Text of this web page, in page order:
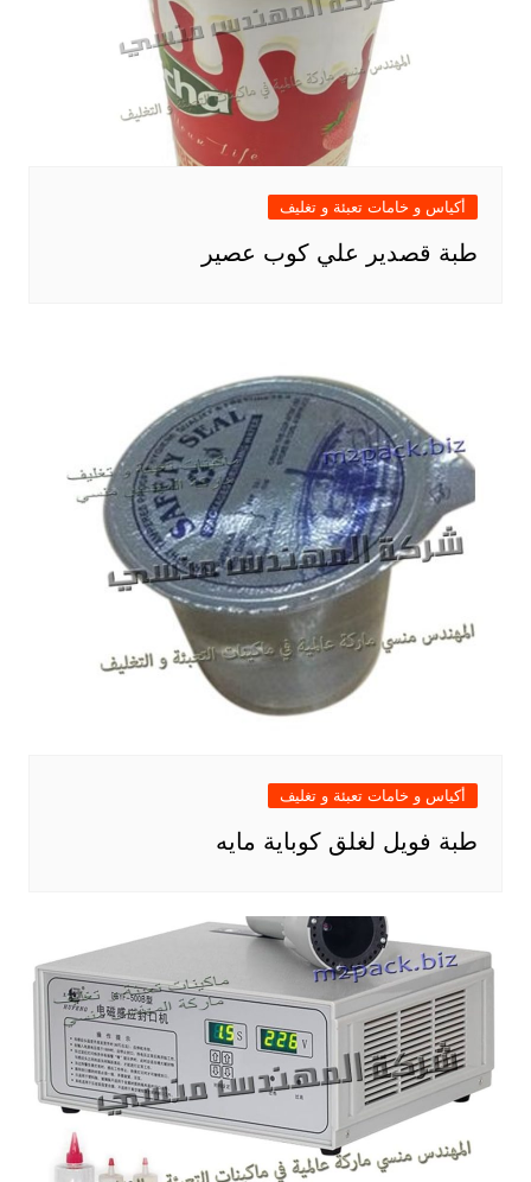
أكياس و خامات تعبئة و تغليف
طبة قصدير علي كوب عصير
أكياس و خامات تعبئة و تغليف
طبة فويل لغلق كوباية مايه